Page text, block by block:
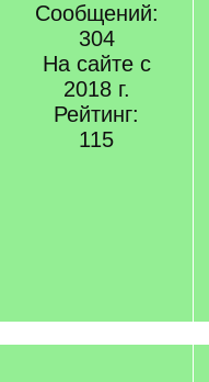
Сообщений:
304
На сайте с
2018 г.
Рейтинг:
115